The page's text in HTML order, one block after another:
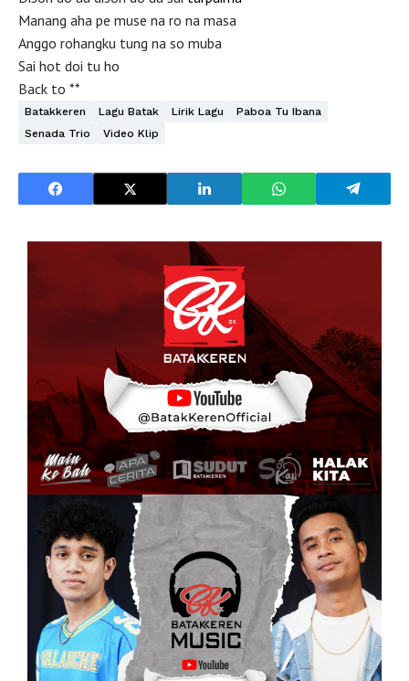
Manang aha pe muse na ro na masa
Anggo rohangku tung na so muba
Sai hot doi tu ho
Back to **
Batakkeren Lagu Batak Lirik Lagu
Paboa Tu Ibana
Senada Trio
Video Klip